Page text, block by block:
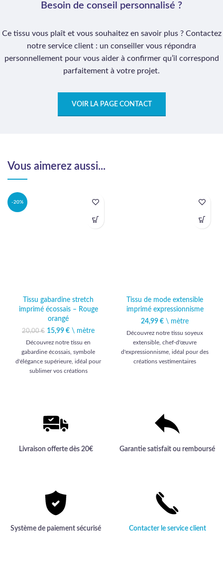
Besoin de conseil personnalisé ?
Ce tissu vous plaît et vous souhaitez en savoir plus ? Contactez
notre service client : un conseiller vous répondra
personnellement pour vous aider à confirmer qu’il correspond
parfaitement à votre projet.
VOIR LA PAGE CONTACT
Vous aimerez aussi...
-20%
Tissu gabardine stretch
imprimé écossais – Rouge
orangé
20,00€
Le prix initial était :
20,00 €.
15,99 €
Le prix
actuel est :
15,99 €.
\ mètre
Découvrez notre tissu en
gabardine écossais, symbole
d'élégance supérieure, idéal pour
sublimer vos créations
Tissu de mode extensible
imprimé expressionnisme
24,99 € \ mètre
Découvrez notre tissu soyeux
extensible, chef-d'œuvre
d'expressionnisme, idéal pour des
créations vestimentaires
Livraison offerte dès 20€ Garantie satisfait ou remboursé
Système de paiement sécurisé Contacter le service client